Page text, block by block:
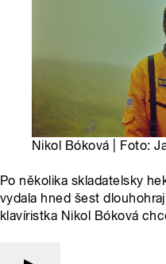
Nikol Bóková | Foto:
Po několika skladatelsky
vydala hned šest
klavíristka Nikol Bóková